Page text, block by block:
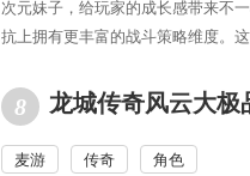
次元妹子，给玩家的成长感带来不
抗上拥有更丰富的战斗策略维度。
龙城传奇风云大极
麦游 传奇 角色